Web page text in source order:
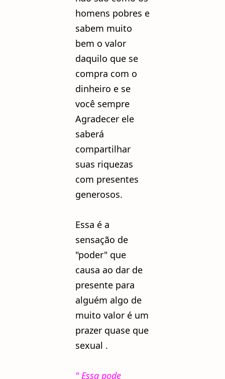
homens pobres e
sabem muito
bem o valor
daquilo que se
compra com o
dinheiro e se
você sempre
Agradecer ele
saberá
compartilhar
suas riquezas
com presentes
generosos.
Essa é a
sensação de
"poder" que
causa ao dar de
presente para
alguém algo de
muito valor é um
prazer quase que
sexual .
" Essa pode